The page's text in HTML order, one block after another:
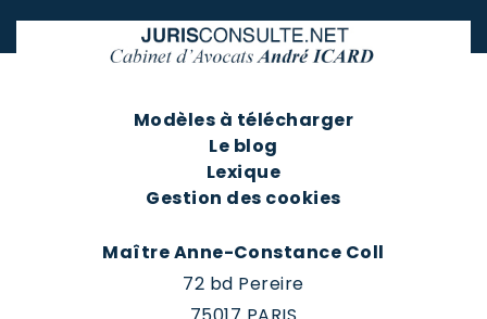
Modèles à télécharger
Le blog
Lexique
Gestion des cookies
Maître Anne-Constance Coll
72 bd Pereire